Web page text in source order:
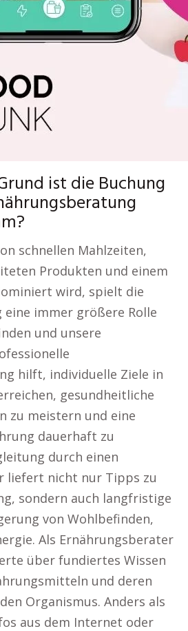
ist die Buchung
schnellen Mahlzeiten,
Produkten und einem
wird, spielt die
immer größere Rolle
und unsere
hilft, individuelle Ziele in
gesundheitliche
zu meistern und eine
dauerhaft zu
durch einen
liefert nicht nur Tipps zu
sondern auch langfristige
von Wohlbefinden,
Als Ernährungsberater
über fundiertes Wissen
und deren
Organismus. Anders als
aus dem Internet oder